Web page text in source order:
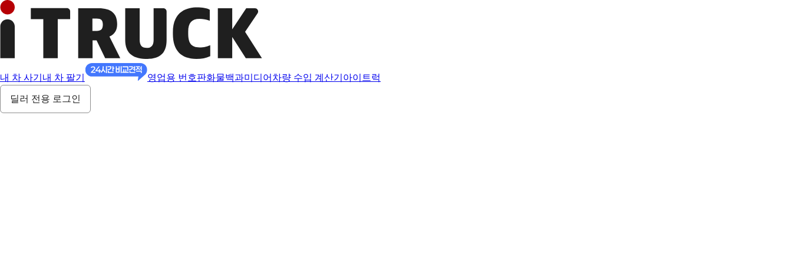
내 차 사기 내 차 팔기 영업용 번호판화물백과미디어 차량 수입 계산기 아이트럭
딜러 전용 로그인